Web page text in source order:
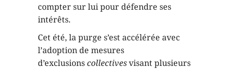
compter sur lui pour défendre ses
intérêts.
Cet été, la purge s’est accélérée avec
l’adoption de mesures
d’exclusionscollectivesvisant plusieurs